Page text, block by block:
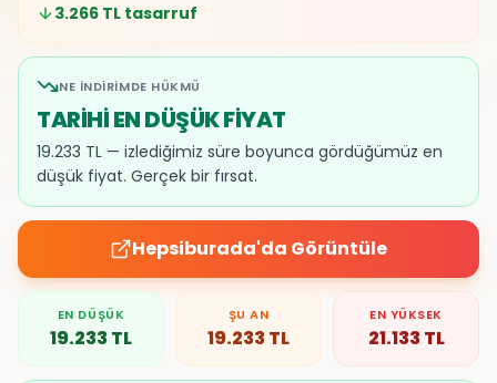
3.266 TL tasarruf
NE İNDIRIMDE HÜKMÜ
TARİHİ EN DÜŞÜK FİYAT
19.233 TL — izlediğimiz süre boyunca gördüğümüz en
düşük fiyat. Gerçek bir fırsat.
Hepsiburada'da Görüntüle
EN DÜŞÜK
19.233TL
ŞU AN
19.233TL
EN YÜKSEK
21.133TL